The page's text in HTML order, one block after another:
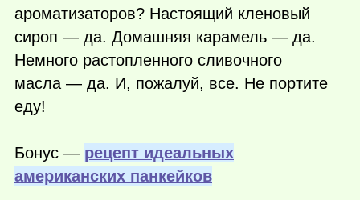
ароматизаторов? Настоящий кленовый
сироп — да. Домашняя карамель — да.
Немного растопленного сливочного
масла — да. И, пожалуй, все. Не портите
еду!
Бонус — рецепт идеальных
американских панкейков